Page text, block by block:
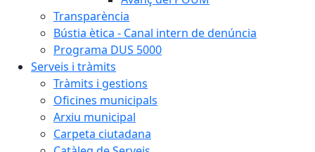
Transparència
Bústia ètica - Canal intern de denúncia
Programa DUS 5000
Serveis i tràmits
Tràmits i gestions
Oficines municipals
Arxiu municipal
Carpeta ciutadana